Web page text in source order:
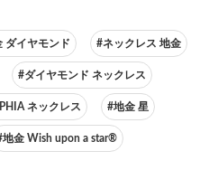
ダイヤモンド #ネックレス 地金
#ダイヤモンド ネックレス
ネックレス #地金 星
地金 Wish upon a star®